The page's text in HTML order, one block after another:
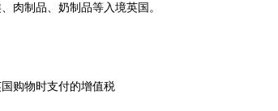
肉制品、奶制品等入境英国。
购物时支付的增值税